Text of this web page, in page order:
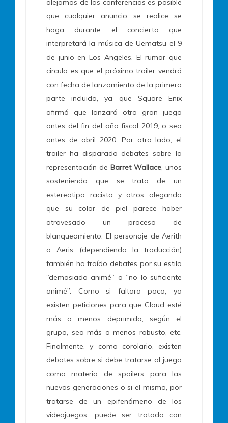
alejamos de las conferencias es posible
que cualquier anuncio se realice se
haga durante el concierto que
interpretará la música de Uematsu el 9
de junio en Los Angeles. El rumor que
circula es que el próximo trailer vendrá
con fecha de lanzamiento de la primera
parte incluida, ya que Square Enix
afirmó que lanzará otro gran juego
antes del fin del año fiscal 2019, o sea
antes de abril 2020. Por otro lado, el
trailer ha disparado debates sobre la
representación de Barret Wallace, unos
sosteniendo que se trata de un
estereotipo racista y otros alegando
que su color de piel parece haber
atravesado un proceso de
blanqueamiento. El personaje de Aerith
o Aeris (dependiendo la traducción)
también ha traído debates por su estilo
“demasiado animé” o “no lo suficiente
animé”. Como si faltara poco, ya
existen peticiones para que Cloud esté
más o menos deprimido, según el
grupo, sea más o menos robusto, etc.
Finalmente, y como corolario, existen
debates sobre si debe tratarse al juego
como materia de spoilers para las
nuevas generaciones o si el mismo, por
tratarse de un epifenómeno de los
videojuegos, puede ser tratado con